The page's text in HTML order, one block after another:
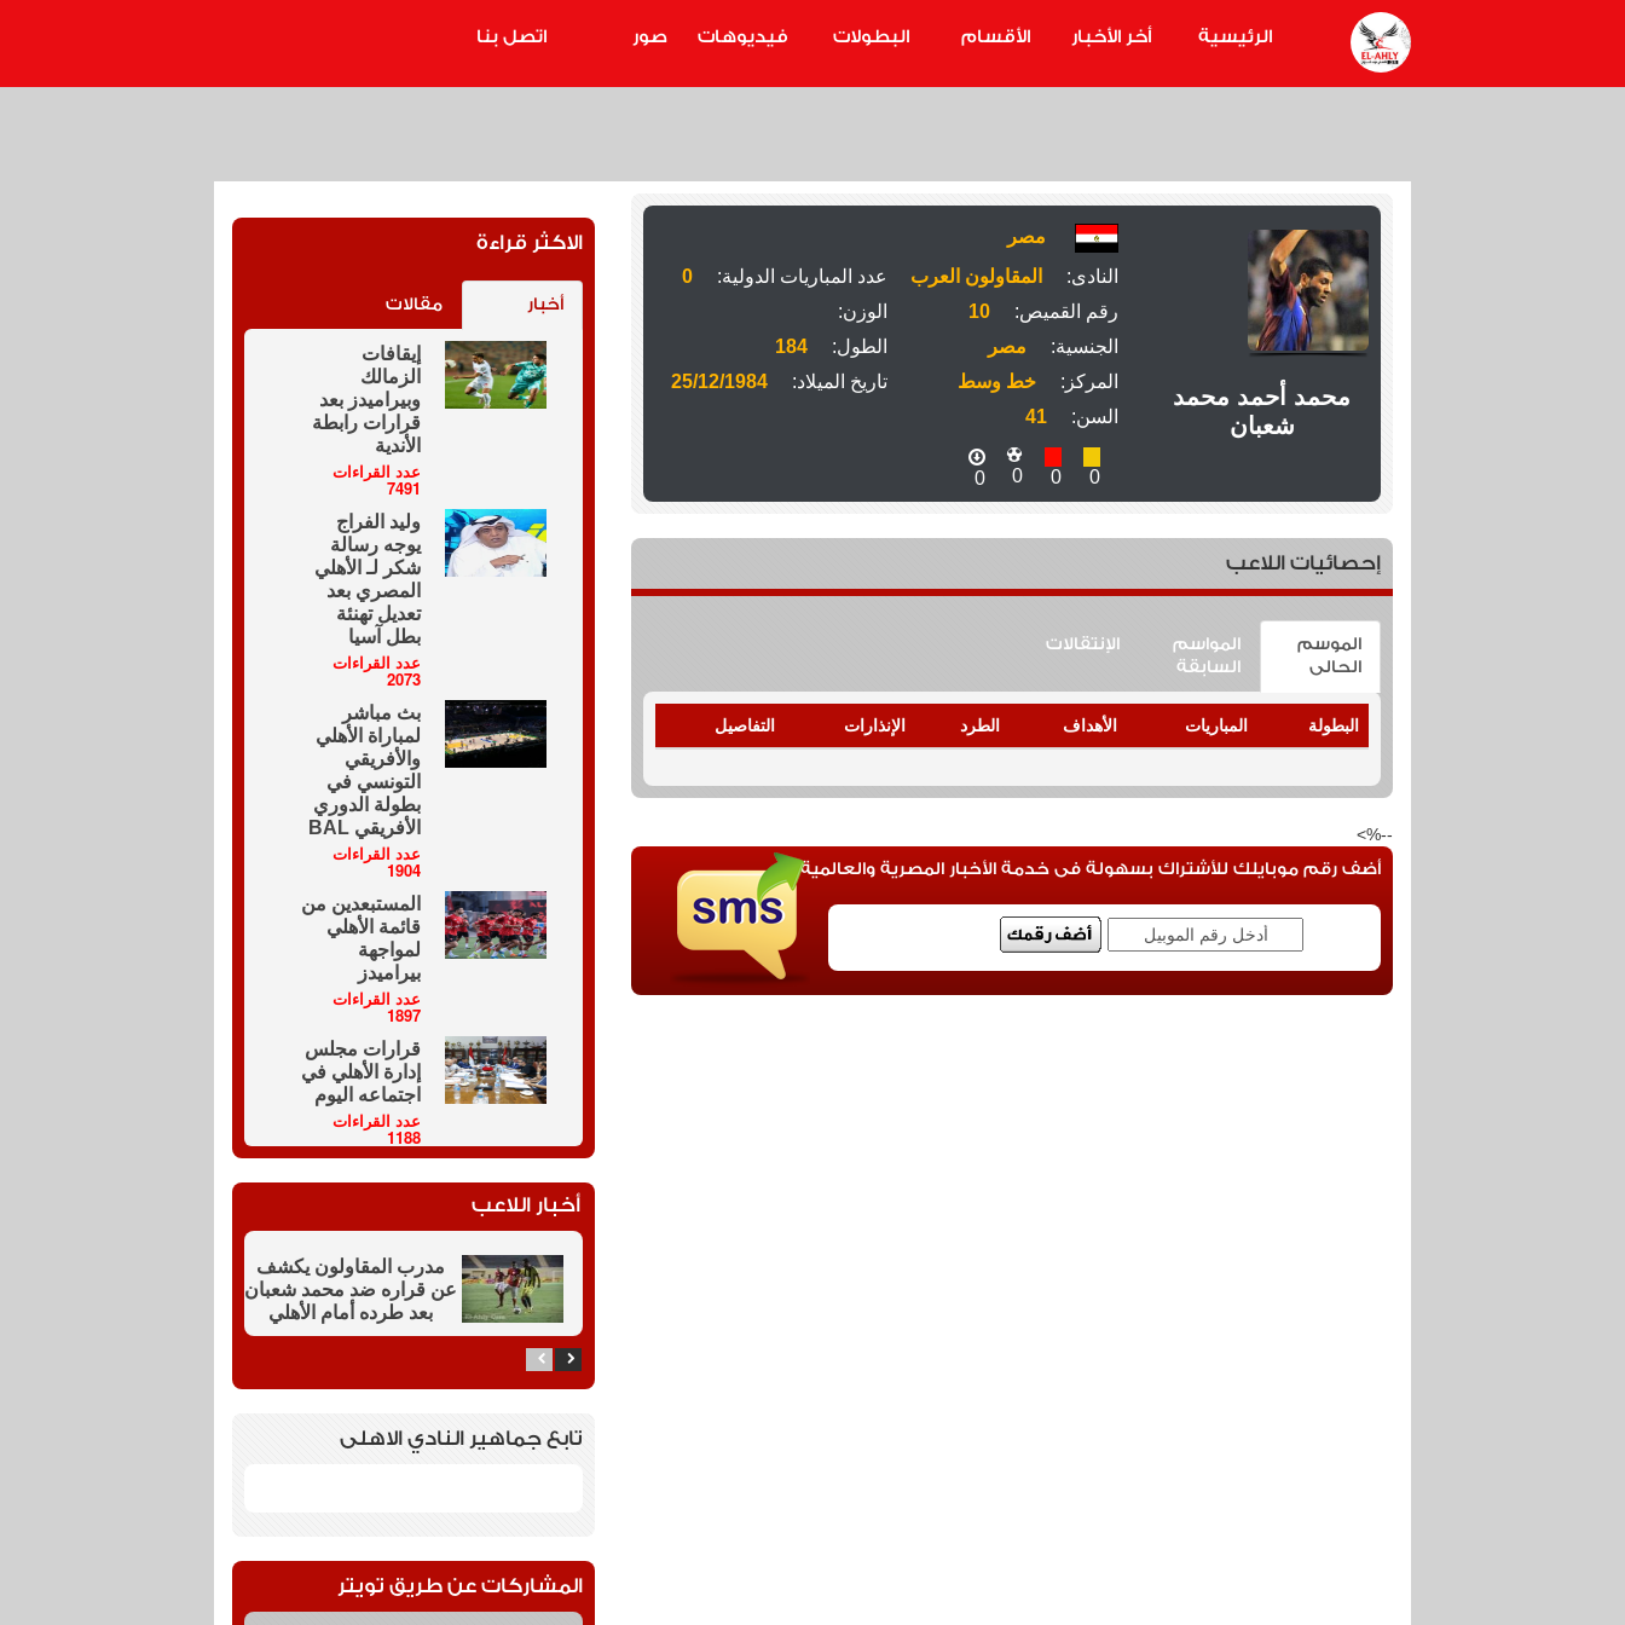
الرئيسية أخر الأخبار الأقسام البطولات فيديوهات صور اتصل بنا
محمد أحمد محمد
شعبان
مصر
النادى:
المقاولون العرب عدد المباريات الدولية:
0
رقم القميص:
10
الوزن:
الجنسية:
مصر الطول:
184
المركز:
خط وسط تاريخ الميلاد:
25/12/1984
السن:
41
0
0
0
0
إحصائيات اللاعب
الموسم
الحالى
المواسم
السابقة
الإنتقالات
البطولة المباريات الأهداف الطرد الإنذارات التفاصيل
--%>
أضف رقم موبايلك للأشتراك بسهولة فى خدمة الأخبار المصرية والعالمية
الاكثر قراءة
أخبار مقالات
إيقافات
الزمالك
وبيراميدز بعد
قرارات رابطة
الأندية
عدد القراءات
7491
وليد الفراج
يوجه رسالة
شكر لـ الأهلي
المصري بعد
تعديل تهنئة
بطل آسيا
عدد القراءات
2073
بث مباشر
لمباراة الأهلي
والأفريقي
التونسي في
بطولة الدوري
الأفريقي BAL
عدد القراءات
1904
المستبعدين من
قائمة الأهلي
لمواجهة
بيراميدز
عدد القراءات
1897
قرارات مجلس
إدارة الأهلي في
اجتماعه اليوم
عدد القراءات
1188
أخبار اللاعب
مدرب المقاولون يكشف
عن قراره ضد محمد شعبان
بعد طرده أمام الأهلي
تابع جماهير النادي الاهلى
المشاركات عن طريق تويتر